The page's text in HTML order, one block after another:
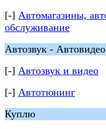
[-] Автомагазины,
обслуживание
Автозвук -
[-] Автозвук и видео
[-] Автотюнинг
Куплю